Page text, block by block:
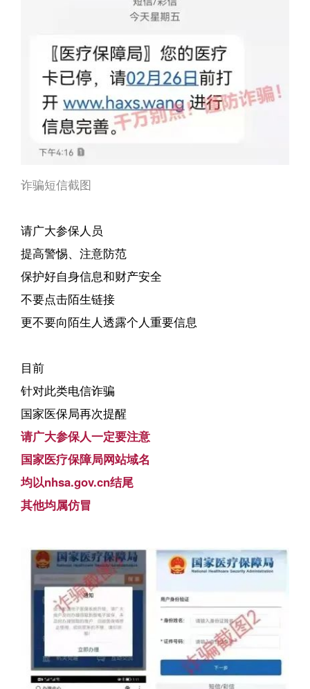
诈骗短信截图
请广大参保人员
提高警惕、注意防范
保护好自身信息和财产安全
不要点击陌生链接
更不要向陌生人透露个人重要信息
目前
针对此类电信诈骗
国家医保局再次提醒
请广大参保人一定要注意
国家医疗保障局网站域名
均以nhsa.gov.cn结尾
其他均属仿冒